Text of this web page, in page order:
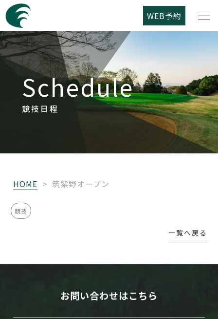
WEB予約
Schedule
競技日程
HOME > 筑紫野オープン
競技
一覧へ戻る
お問い合わせはこちら
筑紫野カントリークラブについて
コース紹介
ご利用案内
レストラン
アクセス